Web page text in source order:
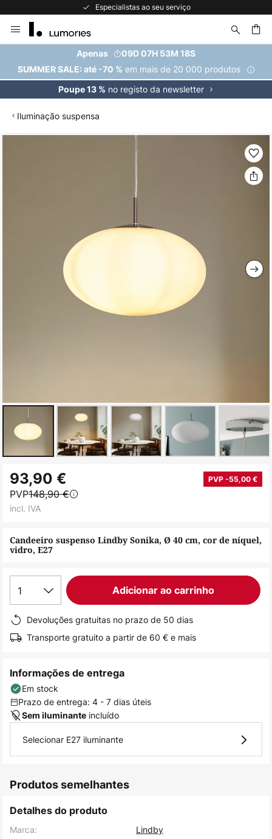
Especialistas ao seu serviço
para
Conteúdo
Apenas
09D 07H 53M 17S
SUMMER SALE: até -70 % em mais de 20 000 produtos
Poupe 13 % no registo da newsletter
Iluminação suspensa
para
início
Galeria
de
imagens
Candeeiro suspenso Lindby Sonika, Ø 40 cm, cor de níquel,
vidro, E27
93,90 € PVP -55,00 €
PVP148,90 €
incl. IVA
1 Adicionar ao carrinho
Devoluções gratuitas no prazo de 50 dias
Transporte gratuito a partir de 60 € e mais
Informações de entrega
Em stock
Prazo de entrega: 4 - 7 dias úteis
Sem iluminante incluído
Selecionar E27 iluminante
Produtos semelhantes
Detalhes do produto
Marca:
Lindby